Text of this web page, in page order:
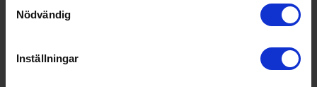
Nödvändig
Inställningar
Ljudnivå (dBA): 37